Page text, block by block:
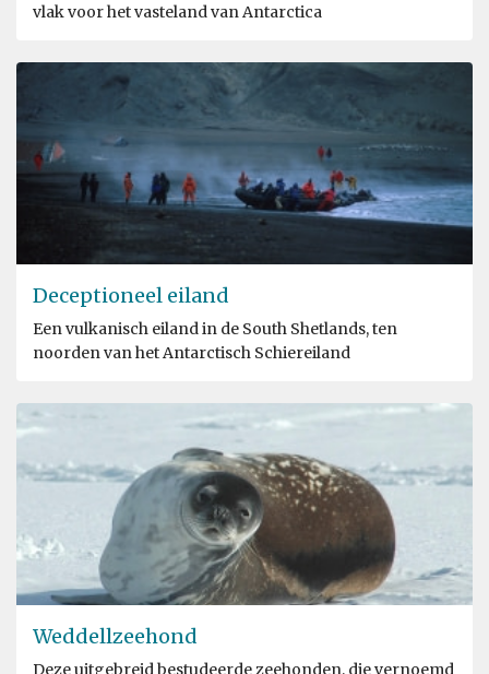
vlak voor het vasteland van Antarctica
Deceptioneel eiland
Een vulkanisch eiland in de South Shetlands, ten
noorden van het Antarctisch Schiereiland
Weddellzeehond
Deze uitgebreid bestudeerde zeehonden, die vernoemd